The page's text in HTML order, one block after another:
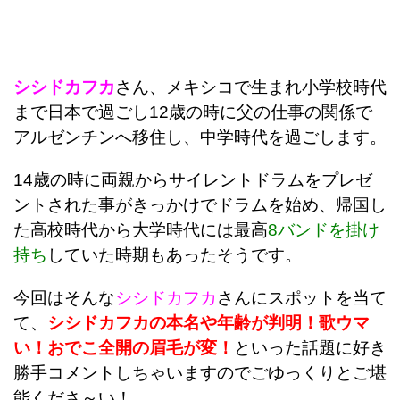
シシドカフカさん、メキシコで生まれ小学校時代
まで日本で過ごし12歳の時に父の仕事の関係で
アルゼンチンへ移住し、中学時代を過ごします。
14歳の時に両親からサイレントドラムをプレゼ
ントされた事がきっかけでドラムを始め、帰国し
た高校時代から大学時代には最高8バンドを掛け
持ち していた時期もあったそうです。
今回はそんなシシドカフカ さんにスポットを当て
て、 シシドカフカの本名や年齢が判明！歌ウマ
い！おでこ全開の眉毛が変！ といった話題に好き
勝手コメントしちゃいますのでごゆっくりとご堪